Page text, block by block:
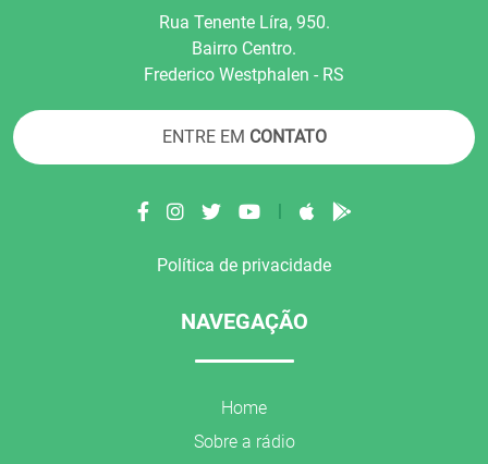
Rua Tenente Líra, 950.
Bairro Centro.
Frederico Westphalen - RS
ENTRE EM CONTATO
Política de privacidade
NAVEGAÇÃO
Home
Sobre a rádio